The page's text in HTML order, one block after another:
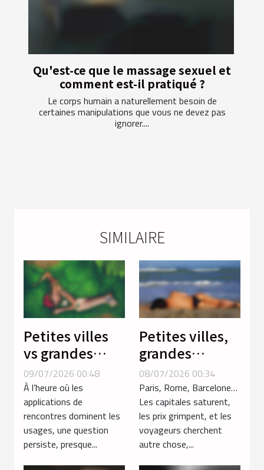
Qu'est-ce que le massage sexuel et
comment est-il pratiqué ?
Le corps humain a naturellement besoin de
certaines manipulations que vous ne devez pas
ignorer....
SIMILAIRE
Petites villes
vs grandes
métropoles :
où les
rencontres
sont-elles
vraiment plus
spontanées ?
09/07/2026 00:48
À l’heure où les
applications de
rencontres dominent les
usages, une question
persiste, presque...
Petites villes,
grandes
rencontres :
explorations
hors des
sentiers battus
08/07/2026 00:34
Paris, Rome, Barcelone…
Les capitales saturent,
les prix grimpent, et les
voyageurs cherchent
autre chose,...